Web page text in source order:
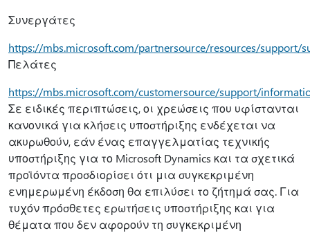
Συνεργάτες
https://mbs.microsoft.com/partnersource/resources/
Πελάτες
https://mbs.microsoft.com/customersource/support/
Σε ειδικές περιπτώσεις, οι χρεώσεις που υφίστανται
κανονικά για κλήσεις υποστήριξης ενδέχεται να
ακυρωθούν, εάν ένας επαγγελματίας τεχνικής
υποστήριξης για το Microsoft Dynamics και τα σχετικά
προϊόντα προσδιορίσει ότι μια συγκεκριμένη
ενημερωμένη έκδοση θα επιλύσει το ζήτημά σας. Για
τυχόν πρόσθετες ερωτήσεις υποστήριξης και για
θέματα που δεν αφορούν τη συγκεκριμένη